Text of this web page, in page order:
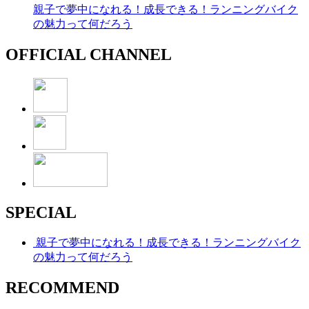
親子で夢中になれる！成長できる！ランニングバイク
の魅力って何だろう
OFFICIAL CHANNEL
SPECIAL
親子で夢中になれる！成長できる！ランニングバイク
の魅力って何だろう
RECOMMEND